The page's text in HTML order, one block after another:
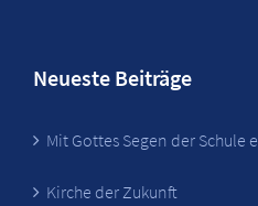
Neueste Beiträge
Mit Gottes Segen der
Kirche der Zukunft